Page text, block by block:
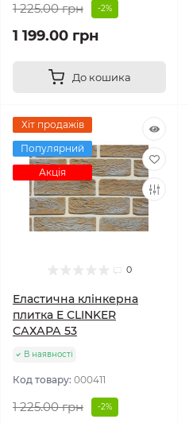
1 225.00 грн -2%
1 199.00 грн
До кошика
Хіт продажів
Популярний
Акція
0
Еластична клінкерна
плитка E СLINKER
САХАРА 53
В наявності
Код товару: 000411
1 225.00 грн -2%